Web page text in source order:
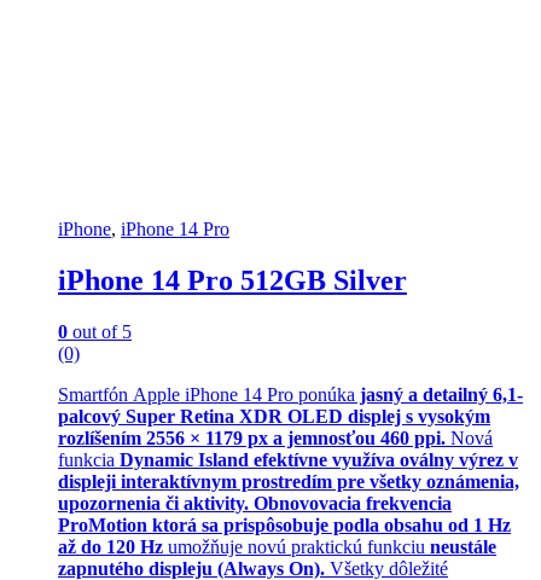
iPhone, iPhone 14 Pro
iPhone 14 Pro 512GB Silver
0 out of 5
(0)
Smartfón Apple iPhone 14 Pro ponúka jasný a detailný 6,1-
palcový Super Retina XDR OLED displej s vysokým
rozlíšením 2556 × 1179 px a jemnosťou 460 ppi. Nová
funkcia Dynamic Island efektívne využíva oválny výrez v
displeji interaktívnym prostredím pre všetky oznámenia,
upozornenia či aktivity. Obnovovacia frekvencia
ProMotion ktorá sa prispôsobuje podla obsahu od 1 Hz
až do 120 Hz umožňuje novú praktickú funkciu neustále
zapnutého displeju (Always On). Všetky dôležité